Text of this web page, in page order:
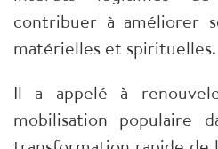
contribuer à améliorer
matérielles et spirituelles.
Il a appelé à
mobilisation populaire